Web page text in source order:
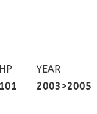
HP
101
YEAR
2003>2005